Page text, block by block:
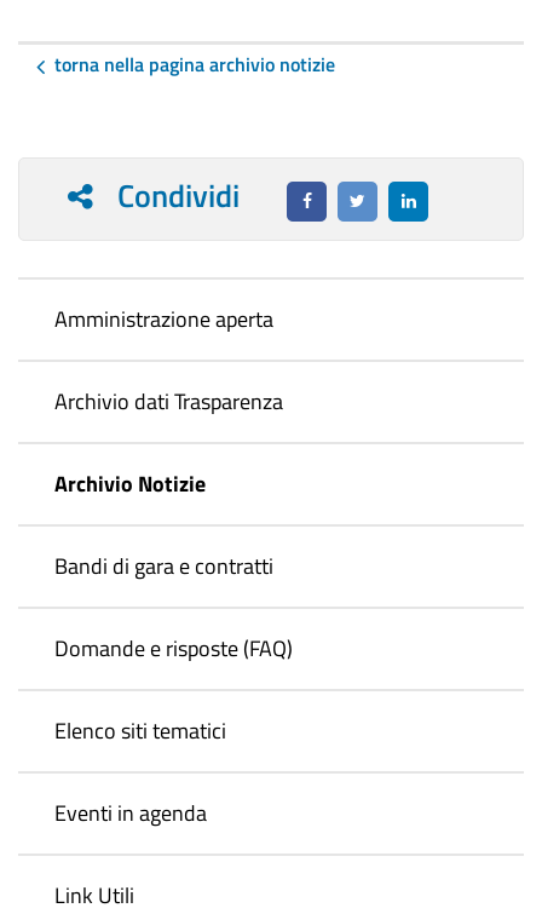
torna nella pagina archivio notizie
Condividi
Amministrazione aperta
Archivio dati Trasparenza
Archivio Notizie
Bandi di gara e contratti
Domande e risposte (FAQ)
Elenco siti tematici
Eventi in agenda
Link Utili